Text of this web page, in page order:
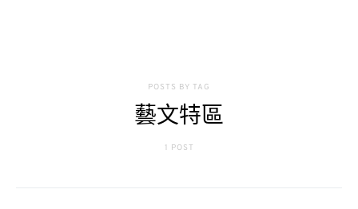
POSTS BY TAG
藝文特區
1 POST